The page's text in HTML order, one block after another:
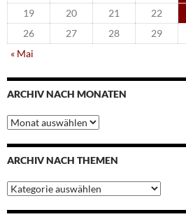
19
20 21 22
26
27 28 29
« Mai
ARCHIV NACH MONATEN
Archiv
nach
Monaten
ARCHIV NACH THEMEN
Archiv
nach
Themen